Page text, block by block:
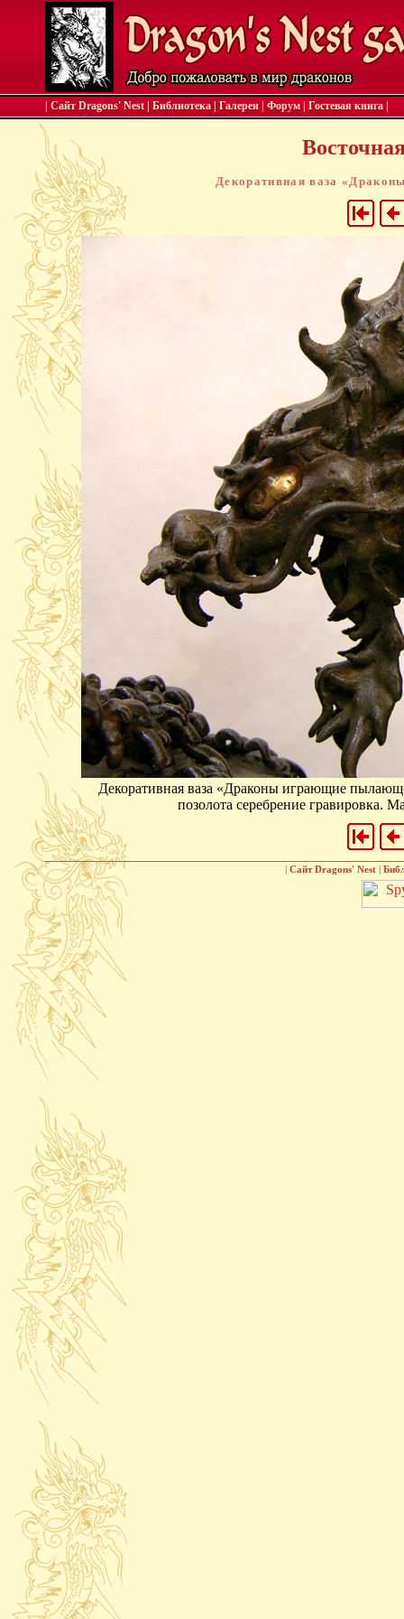
| Сайт Dragons' Nest Библиотека Галереи Форум Гостевая книга
Декоративная ваза
Декоративная ваза «Драконы играющие
позолота серебрение гравировка.
| Сайт Dragons' Nest|